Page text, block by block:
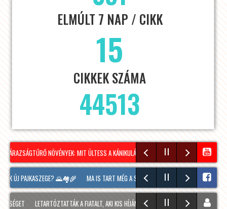
ELMÚLT 7 NAP / CIKK
15
CIKKEK SZÁMA
44513
NÖVÉNYEK: MIT ÜLTESS A KÁNIKULÁRA KÉSZÜLVE? NÉPSZERŰ A
ÚJ PAJKASZEGE? 🌄🏘️🌾 MA IS TART MÉG A SOPRONI BORÜNNEP, 20 ÓRAKOR A
LETARTÓZTATTÁK A FIATALT, AKI KIS HÍJÁN MEGÖLT EGY 28 ÉVES FÉRFIT